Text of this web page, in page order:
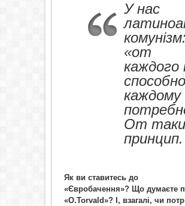
У нас
комунізм:
«от
каждого
каждому
От
принцип.
Як ви ставитесь до
«Євробачення»? Що думаєте
«O.Torvald»? І, взагалі, чи